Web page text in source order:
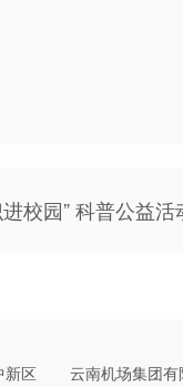
校园” 科普公益活
新区
云南机场集团有